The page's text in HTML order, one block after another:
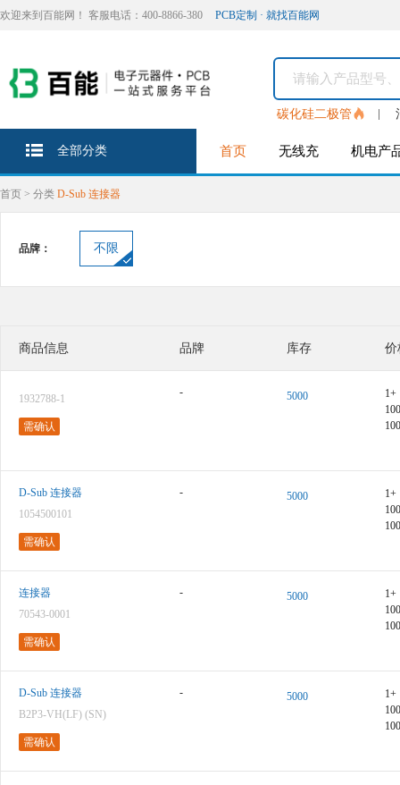
欢迎来到百能网！ 客服电话：400-8866-380 PCB定制 · 就找百能网
碳化硅二极管
全部分类 首页 无线充 机电产
首页 > 分类 D-Sub 连接器
品牌： 不限
商品信息 品牌 库存 价
1932788-1
需确认
- 5000
1+
D-Sub 连接器
1054500101
需确认
- 5000
1+
连接器
70543-0001
需确认
- 5000
1+
D-Sub 连接器
B2P3-VH(LF) (SN)
需确认
- 5000
1+